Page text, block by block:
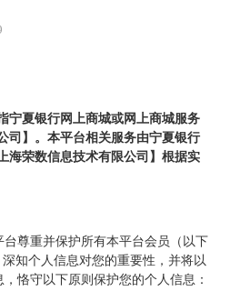
宁夏银行网上商城或网上商城服务
司】。本平台相关服务由宁夏银行
海荣数信息技术有限公司】根据实
尊重并保护所有本平台会员（以下
知个人信息对您的重要性，并将以
恪守以下原则保护您的个人信息：